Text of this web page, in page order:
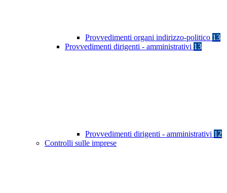
Provvedimenti organi indirizzo-politico 13
Provvedimenti dirigenti - amministrativi 13
Provvedimenti dirigenti - amministrativi 12
Controlli sulle imprese